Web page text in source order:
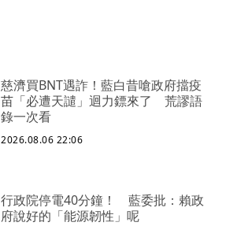
慈濟買BNT遇詐！藍白昔嗆政府擋疫
苗「必遭天譴」迴力鏢來了 荒謬語
錄一次看
2026.08.06 22:06
行政院停電40分鐘！ 藍委批：賴政
府說好的「能源韌性」呢